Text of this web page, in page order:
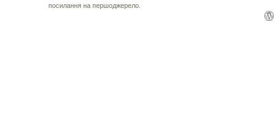
посилання на першоджерело.